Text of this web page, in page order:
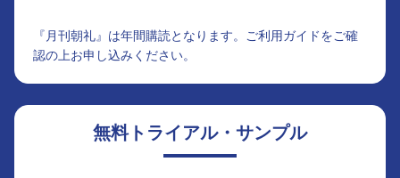
『月刊朝礼』は年間購読となります。ご利用ガイドをご確
認の上お申し込みください。
無料トライアル・サンプル